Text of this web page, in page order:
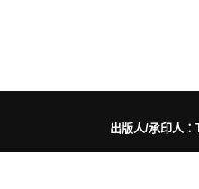
出版人/承印人